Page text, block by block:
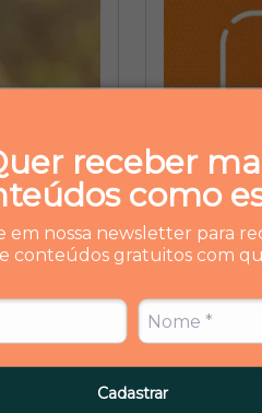
receber
como
em nossa newsletter para
conteúdos gratuitos com
CadastrarDietas